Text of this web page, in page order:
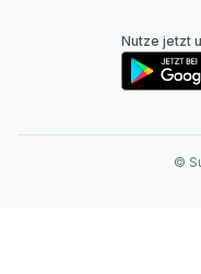
Nutze jetzt
©